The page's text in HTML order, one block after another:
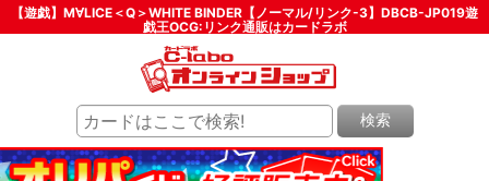
【遊戯】M∀LICE＜Q＞WHITE BINDER【ノーマル/リンク-3】DBCB-JP019遊
戯王OCG:リンク通販はカードラボ
検索